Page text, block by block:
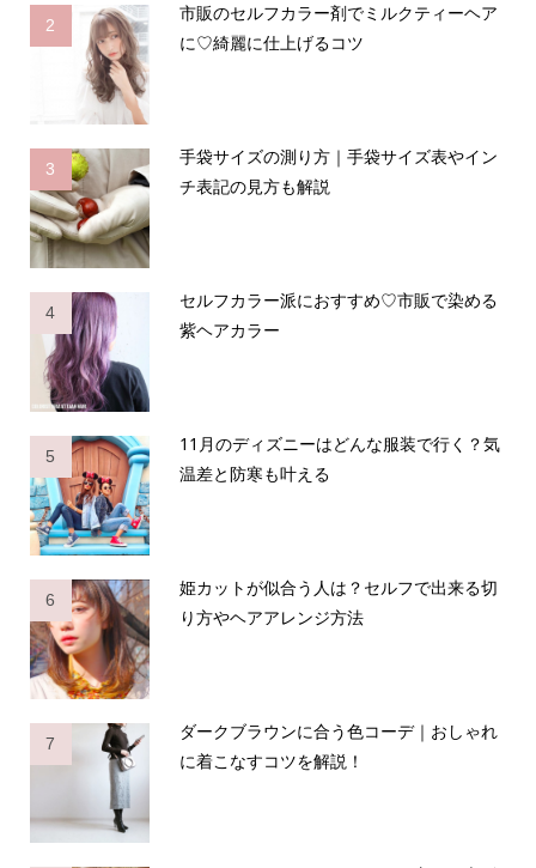
2
市販のセルフカラー剤でミルクティーヘア
に♡綺麗に仕上げるコツ
3
手袋サイズの測り方｜手袋サイズ表やイン
チ表記の見方も解説
4
セルフカラー派におすすめ♡市販で染める
紫ヘアカラー
5
11月のディズニーはどんな服装で行く？気
温差と防寒も叶える
6
姫カットが似合う人は？セルフで出来る切
り方やヘアアレンジ方法
7
ダークブラウンに合う色コーデ｜おしゃれ
に着こなすコツを解説！